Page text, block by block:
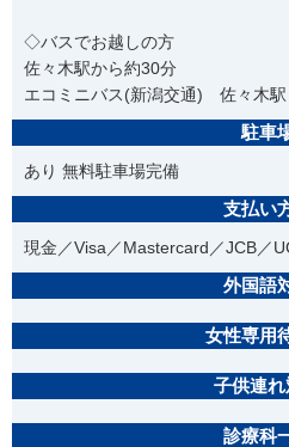
◇バスでお越しの方
佐々木駅から約30分
エコミニバス(新潟交通) 佐々木
駐車
あり 無料駐車場完備
支払い
現金／Visa／Mastercard／JCB／
外国語
女性専用
子供連
診療科